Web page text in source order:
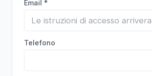
Email *
Telefono